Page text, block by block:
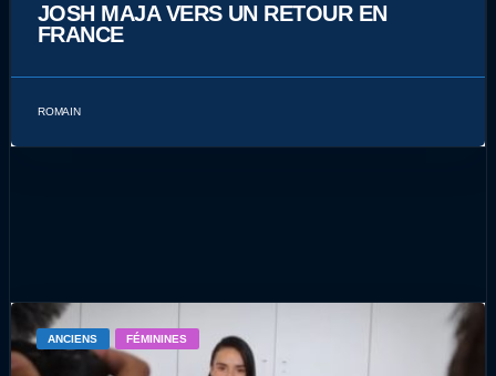
JOSH MAJA VERS UN RETOUR EN
FRANCE
ROMAIN
ANCIENS FÉMININES